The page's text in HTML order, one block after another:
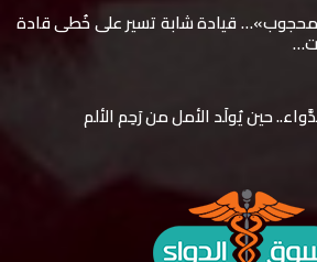
محجوب»… قيادة شابة تسير على خُطى قادة
حين يُولَد الأمل من رَحِم الألم